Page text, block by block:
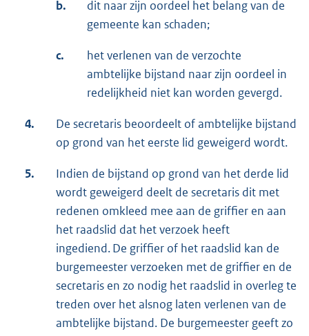
b.
dit naar zijn oordeel het belang van de
gemeente kan schaden;
c.
het verlenen van de verzochte
ambtelijke bijstand naar zijn oordeel in
redelijkheid niet kan worden gevergd.
4.
De secretaris beoordeelt of ambtelijke bijstand
op grond van het eerste lid geweigerd wordt.
5.
Indien de bijstand op grond van het derde lid
wordt geweigerd deelt de secretaris dit met
redenen omkleed mee aan de griffier en aan
het raadslid dat het verzoek heeft
ingediend. De griffier of het raadslid kan de
burgemeester verzoeken met de griffier en de
secretaris en zo nodig het raadslid in overleg te
treden over het alsnog laten verlenen van de
ambtelijke bijstand. De burgemeester geeft zo